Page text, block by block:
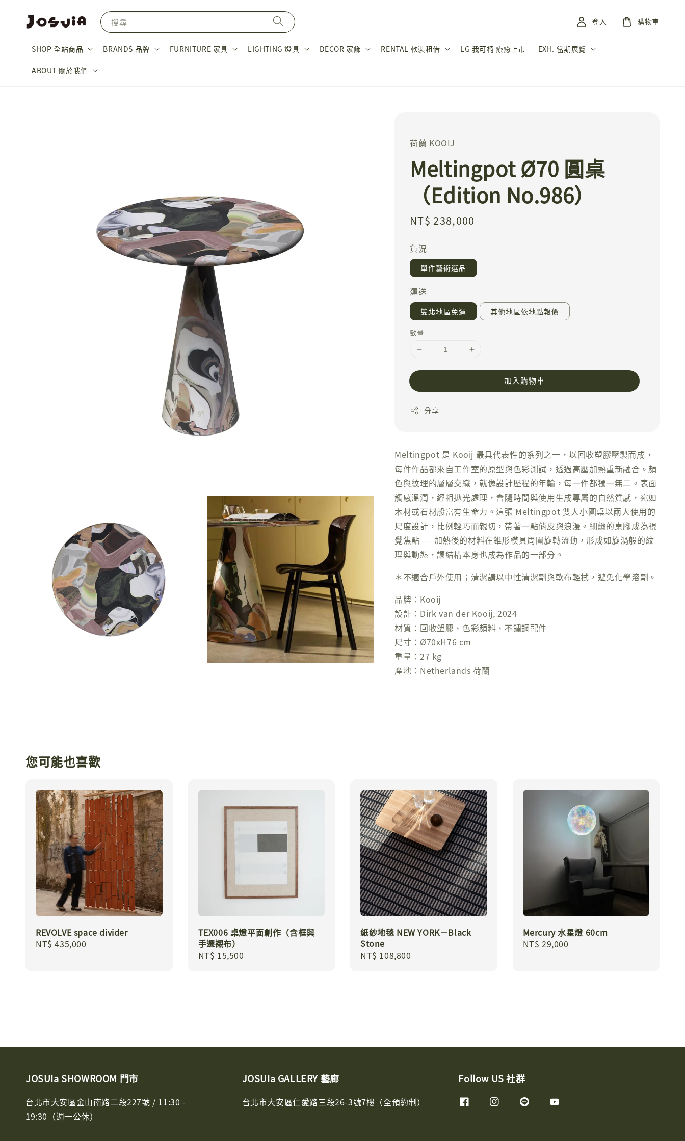
搜尋
SHOP 全站商品 BRANDS 品牌 FURNITURE 家具 LIGHTING 燈具 DECOR 家飾 RENTAL 軟裝租借 LG 我可椅 療癒上市 EXH. 當期展覽
ABOUT 關於我們
登入 購物車
荷蘭 KOOIJ
Meltingpot Ø70 圓桌
（Edition No.986）
Regular
NT$ 238,000
貨況
單件藝術選品
運送
雙北地區免運 其他地區依地點報價
數量
加入購物車
分享
Meltingpot 是 Kooij 最具代表性的系列之一，以回收塑膠壓製而成，
每件作品都來自工作室的原型與色彩測試，透過高壓加熱重新融合。顏
色與紋理的層層交織，就像設計歷程的年輪，每一件都獨一無二。表面
觸感溫潤，經粗拋光處理，會隨時間與使用生成專屬的自然質感，宛如
木材或石材般富有生命力。這張 Meltingpot 雙人小圓桌以兩人使用的
尺度設計，比例輕巧而親切，帶著一點俏皮與浪漫。細緻的桌腳成為視
覺焦點——加熱後的材料在錐形模具周圍旋轉流動，形成如旋渦般的紋
理與動態，讓結構本身也成為作品的一部分。
＊不適合戶外使用；清潔請以中性清潔劑與軟布輕拭，避免化學溶劑。
品牌：Kooij
設計：Dirk van der Kooij, 2024
材質：回收塑膠、色彩顏料、不鏽鋼配件
尺寸：Ø70xH76 cm
重量：27 kg
產地：Netherlands 荷蘭
您可能也喜歡
REVOLVE space divider
Regular
NT$ 435,000
TEX006 桌燈平面創作（含框與
手選襯布）
Regular
NT$ 15,500
紙紗地毯 NEW YORK－Black
Stone
Regular
NT$ 108,800
Mercury 水星燈 60cm
Regular
NT$ 29,000
JOSUIa SHOWROOM 門市
台北市大安區金山南路二段227號 / 11:30 -
19:30（週一公休）
JOSUIa GALLERY 藝廊
台北市大安區仁愛路三段26-3號7樓（全預約制）
Follow US 社群